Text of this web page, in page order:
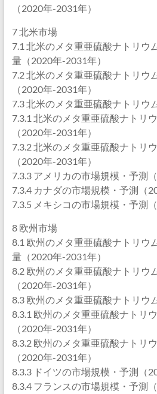
（2020年-2031年）
7 北米市場
7.1 北米のメタ重亜硫酸ナトリウ
量（2020年-2031年）
7.2 北米のメタ重亜硫酸ナトリウ
（2020年-2031年）
7.3 北米のメタ重亜硫酸ナトリウ
7.3.1 北米のメタ重亜硫酸ナトリ
（2020年-2031年）
7.3.2 北米のメタ重亜硫酸ナトリ
（2020年-2031年）
7.3.3 アメリカの市場規模・予測
7.3.4 カナダの市場規模・予測（
7.3.5 メキシコの市場規模・予測
8 欧州市場
8.1 欧州のメタ重亜硫酸ナトリウ
量（2020年-2031年）
8.2 欧州のメタ重亜硫酸ナトリウ
（2020年-2031年）
8.3 欧州のメタ重亜硫酸ナトリウ
8.3.1 欧州のメタ重亜硫酸ナトリ
（2020年-2031年）
8.3.2 欧州のメタ重亜硫酸ナトリ
（2020年-2031年）
8.3.3 ドイツの市場規模・予測（
8.3.4 フランスの市場規模・予測